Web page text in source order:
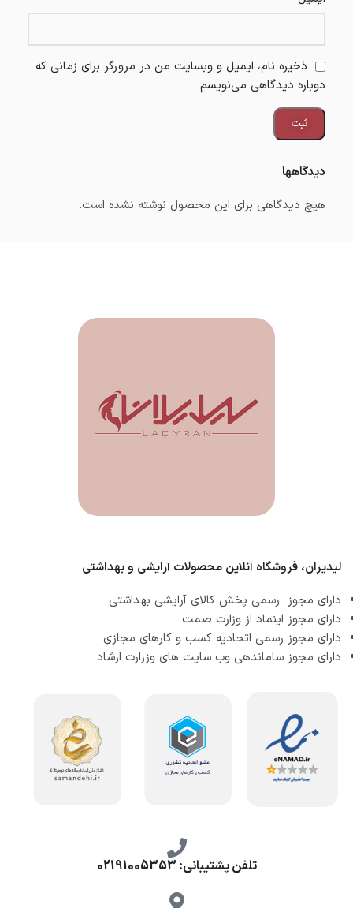
دیدگاهها
هیچ دیدگاهی برای این محصول نوشته نشده است.
ذخیره نام، ایمیل و وبسایت من در مرورگر برای زمانی که
دوباره دیدگاهی می‌نویسم.
لیدیران، فروشگاه آنلاین محصولات آرایشی و بهداشتی
دارای مجوز رسمی پخش کالای آرایشی بهداشتی
دارای مجوز اینماد از وزارت صمت
دارای مجوز رسمی اتحادیه کسب و کارهای مجازی
دارای مجوز ساماندهی وب سایت های وزرارت ارشاد
تلفن پشتیبانی: 02191005353